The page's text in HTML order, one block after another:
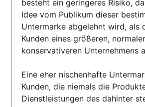
besteht ein geringeres Risiko,
Idee vom Publikum dieser
Untermarke abgelehnt wird, als
Kunden eines größeren,
konservativeren Unternehmens
Eine eher nischenhafte
Kunden, die niemals die
Dienstleistungen des dahinter